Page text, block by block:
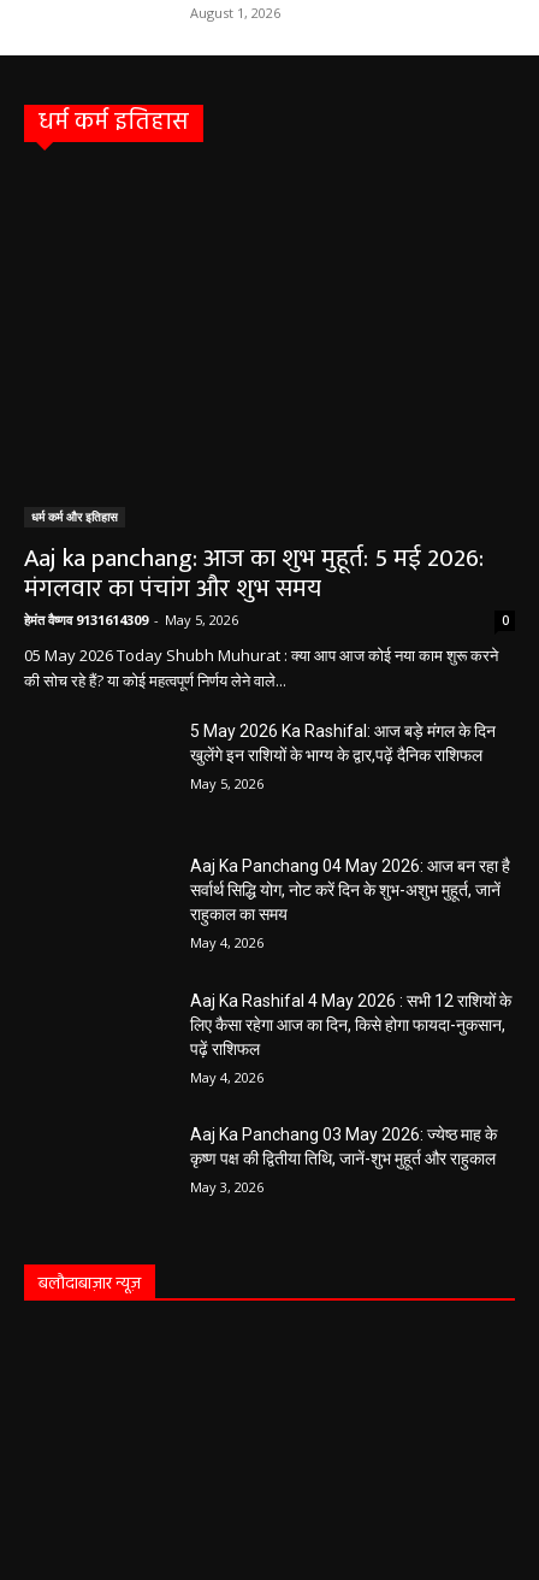
August 1, 2026
धर्म कर्म इतिहास
धर्म कर्म और इतिहास
Aaj ka panchang: आज का शुभ मुहूर्त: 5 मई 2026:
मंगलवार का पंचांग और शुभ समय
हेमंत वैष्णव 9131614309 - May 5, 2026 0
05 May 2026 Today Shubh Muhurat : क्या आप आज कोई नया काम शुरू करने
की सोच रहे हैं? या कोई महत्वपूर्ण निर्णय लेने वाले...
5 May 2026 Ka Rashifal: आज बड़े मंगल के दिन
खुलेंगे इन राशियों के भाग्य के द्वार,पढ़ें दैनिक राशिफल
May 5, 2026
Aaj Ka Panchang 04 May 2026: आज बन रहा है
सर्वार्थ सिद्धि योग, नोट करें दिन के शुभ-अशुभ मुहूर्त, जानें
राहुकाल का समय
May 4, 2026
Aaj Ka Rashifal 4 May 2026 : सभी 12 राशियों के
लिए कैसा रहेगा आज का दिन, किसे होगा फायदा-नुकसान,
पढ़ें राशिफल
May 4, 2026
Aaj Ka Panchang 03 May 2026: ज्येष्ठ माह के
कृष्ण पक्ष की द्वितीया तिथि, जानें-शुभ मुहूर्त और राहुकाल
May 3, 2026
बलौदाबाज़ार न्यूज़